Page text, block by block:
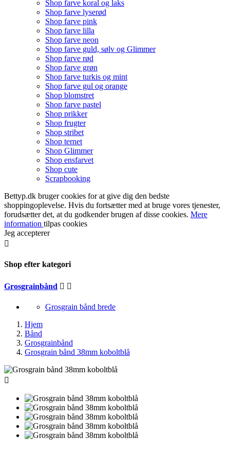
Shop farve koral og laks
Shop farve lyserød
Shop farve pink
Shop farve lilla
Shop farve neon
Shop farve guld, sølv og Glimmer
Shop farve rød
Shop farve grøn
Shop farve turkis og mint
Shop farve gul og orange
Shop blomstret
Shop farve pastel
Shop prikker
Shop frugter
Shop stribet
Shop ternet
Shop Glimmer
Shop ensfarvet
Shop cute
Scrapbooking
Bettyp.dk bruger cookies for at give dig den bedste
shoppingoplevelse. Hvis du fortsætter med at bruge vores tjenester,
forudsætter det, at du godkender brugen af disse cookies. Mere
information tilpas cookies
Jeg accepterer

Shop efter kategori
Grosgrainbånd  
Grosgrain bånd brede
Hjem
Bånd
Grosgrainbånd
Grosgrain bånd 38mm koboltblå
